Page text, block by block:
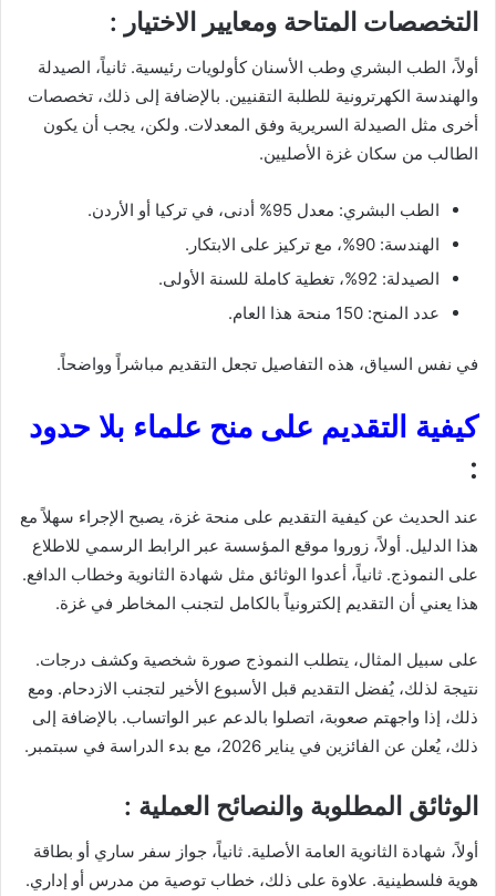
التخصصات المتاحة ومعايير الاختيار :
أولاً، الطب البشري وطب الأسنان كأولويات رئيسية. ثانياً، الصيدلة
والهندسة الكهرترونية للطلبة التقنيين. بالإضافة إلى ذلك، تخصصات
أخرى مثل الصيدلة السريرية وفق المعدلات. ولكن، يجب أن يكون
الطالب من سكان غزة الأصليين.
الطب البشري: معدل 95% أدنى، في تركيا أو الأردن.
الهندسة: 90%، مع تركيز على الابتكار.
الصيدلة: 92%، تغطية كاملة للسنة الأولى.
عدد المنح: 150 منحة هذا العام.
في نفس السياق، هذه التفاصيل تجعل التقديم مباشراً وواضحاً.
كيفية التقديم على منح علماء بلا حدود
:
عند الحديث عن كيفية التقديم على منحة غزة، يصبح الإجراء سهلاً مع
هذا الدليل. أولاً، زوروا موقع المؤسسة عبر الرابط الرسمي للاطلاع
على النموذج. ثانياً، أعدوا الوثائق مثل شهادة الثانوية وخطاب الدافع.
هذا يعني أن التقديم إلكترونياً بالكامل لتجنب المخاطر في غزة.
على سبيل المثال، يتطلب النموذج صورة شخصية وكشف درجات.
نتيجة لذلك، يُفضل التقديم قبل الأسبوع الأخير لتجنب الازدحام. ومع
ذلك، إذا واجهتم صعوبة، اتصلوا بالدعم عبر الواتساب. بالإضافة إلى
ذلك، يُعلن عن الفائزين في يناير 2026، مع بدء الدراسة في سبتمبر.
الوثائق المطلوبة والنصائح العملية :
أولاً، شهادة الثانوية العامة الأصلية. ثانياً، جواز سفر ساري أو بطاقة
هوية فلسطينية. علاوة على ذلك، خطاب توصية من مدرس أو إداري.